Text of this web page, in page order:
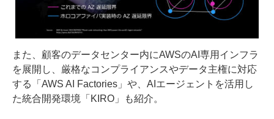
また、顧客のデータセンター内にAWSのAI専用インフラ
を展開し、厳格なコンプライアンスやデータ主権に対応
する「AWS AI Factories」や、AIエージェントを活用し
た統合開発環境「KIRO」も紹介。